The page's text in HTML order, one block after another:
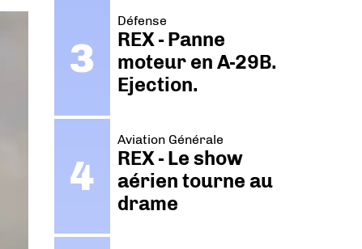
Défense
REX - Panne
moteur en A-29B.
Ejection.
Aviation Générale
REX - Le show
aérien tourne au
drame